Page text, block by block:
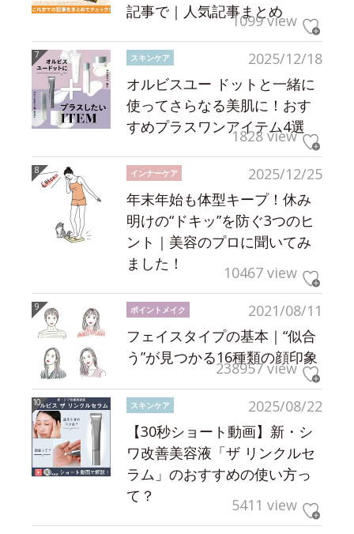
記事で｜人気記事まとめ
1099 view
2025/12/18
スキンケア
オルビスユー ドットと一緒に
使ってさらなる美肌に！おす
すめプラスワンアイテム4選
1828 view
2025/12/25
インナーケア
年末年始も体型キープ！休み
明けの“ドキッ”を防ぐ3つのヒ
ント｜美容のプロに聞いてみ
ました！
10467 view
2021/08/11
ポイントメイク
フェイスタイプの基本｜“似合
う”が見つかる16種類の顔印象
238957 view
2025/08/22
スキンケア
【30秒ショート動画】新・シ
ワ改善美容液「ザ リンクルセ
ラム」のおすすめの使い方っ
て？
5411 view